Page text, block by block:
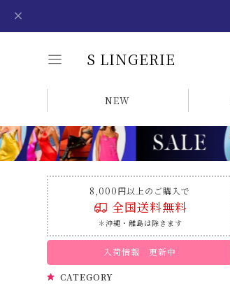
S LINGERIE
NEW
8,000円以上のご購入で
全国送料無料
＊沖縄・離島は除きます
入荷情報 更新中
CATEGORY